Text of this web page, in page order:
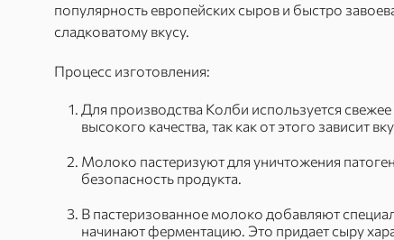
популярность европейских сыров и быстро
сладковатому вкусу.
Процесс изготовления:
Для производства Колби используется
высокого качества, так как от этого зависит
Молоко пастеризуют для уничтожения
безопасность продукта.
В пастеризованное молоко добавляют
начинают ферментацию. Это придает сыру